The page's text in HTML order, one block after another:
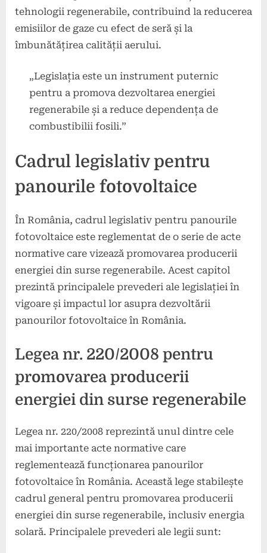
tehnologii regenerabile, contribuind la reducerea
emisiilor de gaze cu efect de seră și la
îmbunătățirea calității aerului.
„Legislația este un instrument puternic
pentru a promova dezvoltarea energiei
regenerabile și a reduce dependența de
combustibilii fosili.”
Cadrul legislativ pentru
panourile fotovoltaice
În România, cadrul legislativ pentru panourile
fotovoltaice este reglementat de o serie de acte
normative care vizează promovarea producerii
energiei din surse regenerabile. Acest capitol
prezintă principalele prevederi ale legislației în
vigoare și impactul lor asupra dezvoltării
panourilor fotovoltaice în România.
Legea nr. 220/2008 pentru
promovarea producerii
energiei din surse regenerabile
Legea nr. 220/2008 reprezintă unul dintre cele
mai importante acte normative care
reglementează funcționarea panourilor
fotovoltaice în România. Această lege stabilește
cadrul general pentru promovarea producerii
energiei din surse regenerabile, inclusiv energia
solară. Principalele prevederi ale legii sunt: